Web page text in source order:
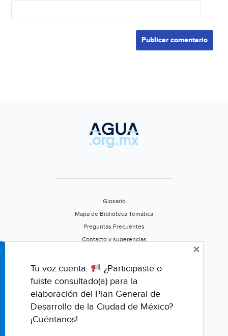
Glosario
Mapa de Biblioteca Temática
Preguntas Frecuentes
Contacto y sugerencias
Califica este portal
Tu voz cuenta.
¿Participaste o
fuiste consultado(a) para la
elaboración del Plan General de
Desarrollo de la Ciudad de México?
¡Cuéntanos!
×